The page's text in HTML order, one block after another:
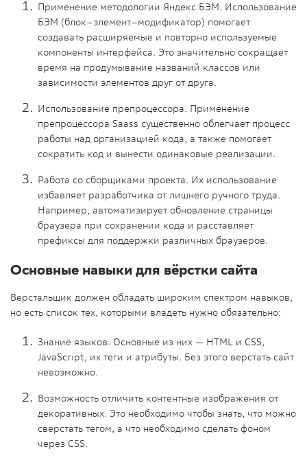
Применение методологии Яндекс БЭМ. Использование
БЭМ (блок–элемент–модификатор) помогает
создавать расширяемые и повторно используемые
компоненты интерфейса. Это значительно сокращает
время на продумывание названий классов или
зависимости элементов друг от друга.
Использование препроцессора. Применение
препроцессора Saass существенно облегчает процесс
работы над организацией кода, а также помогает
сократить код и вынести одинаковые реализации.
Работа со сборщиками проекта. Их использование
избавляет разработчика от лишнего ручного труда.
Например, автоматизирует обновление страницы
браузера при сохранении кода и расставляет
префиксы для поддержки различных браузеров.
Основные навыки для вёрстки сайта
Верстальщик должен обладать широким спектром навыков,
но есть список тех, которыми владеть нужно обязательно:
Знание языков. Основные из них — HTML и CSS,
JavaScript, их теги и атрибуты. Без этого верстать сайт
невозможно.
Возможность отличить контентные изображения от
декоративных. Это необходимо чтобы знать, что можно
сверстать тегом, а что необходимо сделать фоном
через CSS.